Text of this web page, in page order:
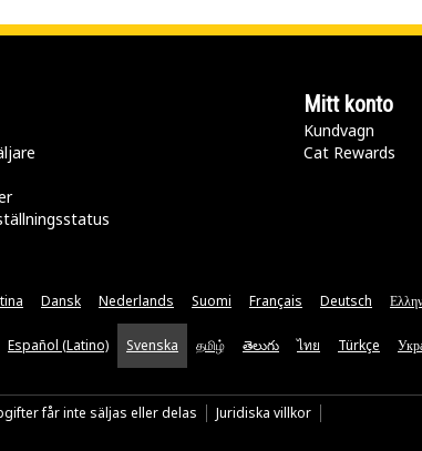
Mitt konto
Kundvagn
Cat Rewards
Dansk Nederlands Suomi Français Deutsch
Español (Latino) Svenska தமிழ் తెలుగు ไทย Türkçe
får inte säljas eller delas Juridiska villkor